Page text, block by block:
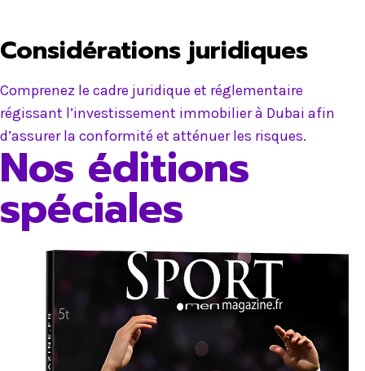
Considérations juridiques
Comprenez le cadre juridique et réglementaire
régissant l’investissement immobilier à Dubai afin
d’assurer la conformité et atténuer les risques.
Nos éditions
spéciales